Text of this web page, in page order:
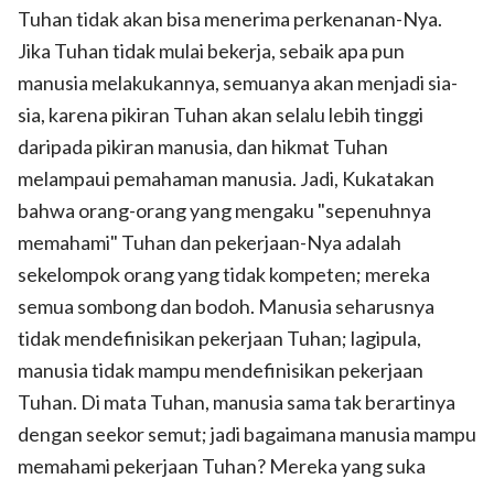
Tuhan tidak akan bisa menerima perkenanan-Nya.
Jika Tuhan tidak mulai bekerja, sebaik apa pun
manusia melakukannya, semuanya akan menjadi sia-
sia, karena pikiran Tuhan akan selalu lebih tinggi
daripada pikiran manusia, dan hikmat Tuhan
melampaui pemahaman manusia. Jadi, Kukatakan
bahwa orang-orang yang mengaku "sepenuhnya
memahami" Tuhan dan pekerjaan-Nya adalah
sekelompok orang yang tidak kompeten; mereka
semua sombong dan bodoh. Manusia seharusnya
tidak mendefinisikan pekerjaan Tuhan; lagipula,
manusia tidak mampu mendefinisikan pekerjaan
Tuhan. Di mata Tuhan, manusia sama tak berartinya
dengan seekor semut; jadi bagaimana manusia mampu
memahami pekerjaan Tuhan? Mereka yang suka